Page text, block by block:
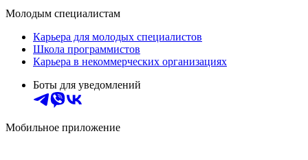
Молодым специалистам
Карьера для молодых специалистов
Школа программистов
Карьера в некоммерческих организациях
Боты для уведомлений
Мобильное приложение